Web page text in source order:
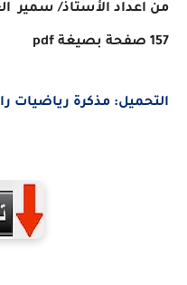
من اعداد الأستاذ/ سمير
157 صفحة بصيغة pdf
التحميل: مذكرة رياضيات